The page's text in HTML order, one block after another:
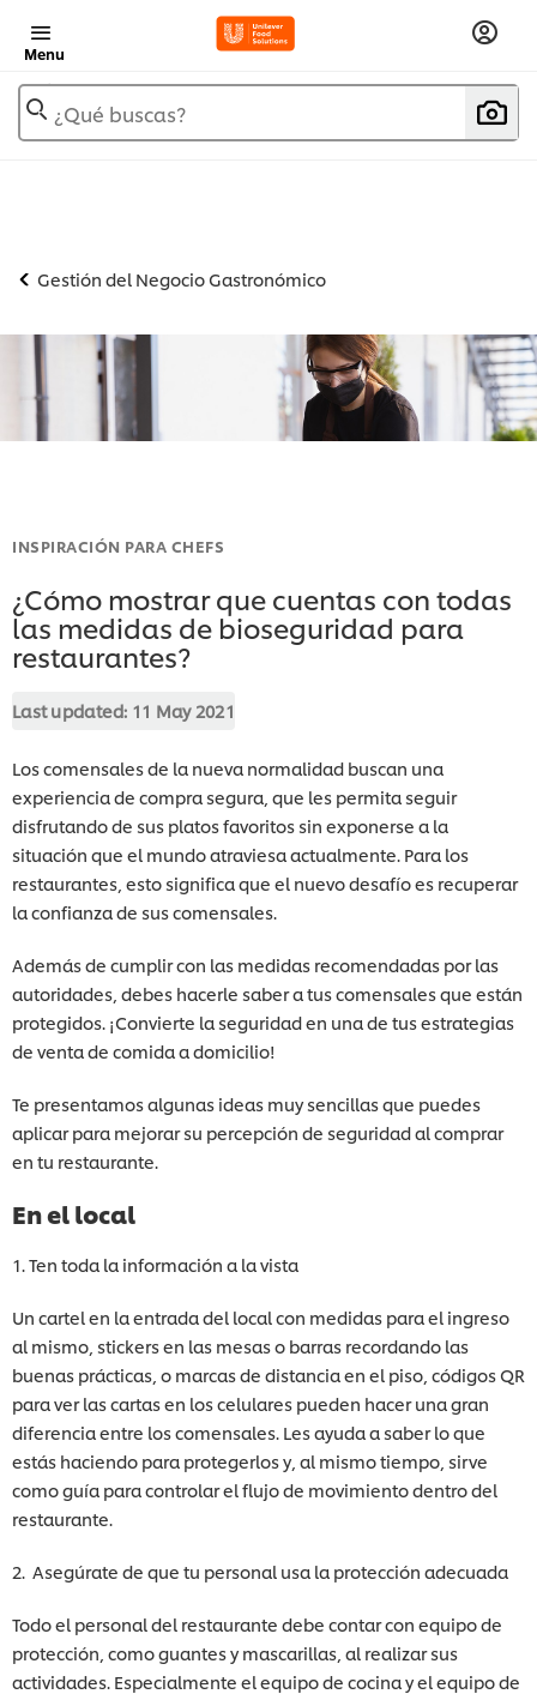
Menu
¿Qué buscas?
Gestión del Negocio Gastronómico
INSPIRACIÓN PARA CHEFS
¿Cómo mostrar que cuentas con todas
las medidas de bioseguridad para
restaurantes?
Last updated: 11 May 2021
Los comensales de la nueva normalidad buscan una
experiencia de compra segura, que les permita seguir
disfrutando de sus platos favoritos sin exponerse a la
situación que el mundo atraviesa actualmente. Para los
restaurantes, esto significa que el nuevo desafío es recuperar
la confianza de sus comensales.
Además de cumplir con las medidas recomendadas por las
autoridades, debes hacerle saber a tus comensales que están
protegidos. ¡Convierte la seguridad en una de tus estrategias
de venta de comida a domicilio!
Te presentamos algunas ideas muy sencillas que puedes
aplicar para mejorar su percepción de seguridad al comprar
en tu restaurante.
En el local
1. Ten toda la información a la vista
Un cartel en la entrada del local con medidas para el ingreso
al mismo, stickers en las mesas o barras recordando las
buenas prácticas, o marcas de distancia en el piso, códigos QR
para ver las cartas en los celulares pueden hacer una gran
diferencia entre los comensales. Les ayuda a saber lo que
estás haciendo para protegerlos y, al mismo tiempo, sirve
como guía para controlar el flujo de movimiento dentro del
restaurante.
2. Asegúrate de que tu personal usa la protección adecuada
Todo el personal del restaurante debe contar con equipo de
protección, como guantes y mascarillas, al realizar sus
actividades. Especialmente el equipo de cocina y el equipo de